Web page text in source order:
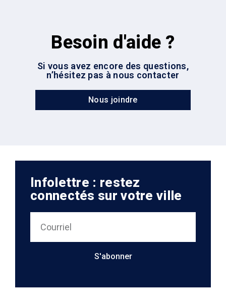
Besoin d'aide ?
Si vous avez encore des questions,
n’hésitez pas à nous contacter
Nous joindre
Infolettre : restez
connectés sur votre ville
S'abonner